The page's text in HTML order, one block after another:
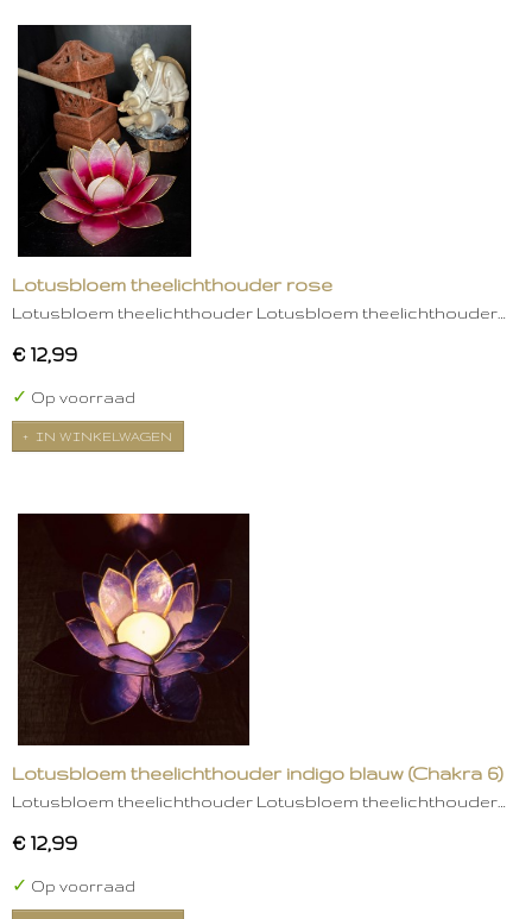
Lotusbloem theelichthouder rose
Lotusbloem theelichthouder Lotusbloem theelichthouder…
€ 12,99
✓ Op voorraad
IN WINKELWAGEN
Lotusbloem theelichthouder indigo blauw (Chakra 6)
Lotusbloem theelichthouder Lotusbloem theelichthouder…
€ 12,99
✓ Op voorraad